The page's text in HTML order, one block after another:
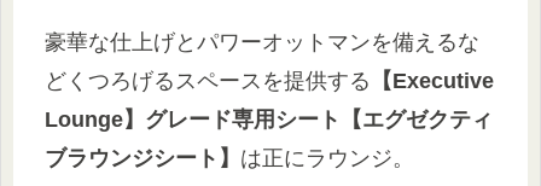
豪華な仕上げとパワーオットマンを備えるな
どくつろげるスペースを提供する 【Executive
Lounge】グレード専用シート【エグゼクティ
ブラウンジシート】 は正にラウンジ。